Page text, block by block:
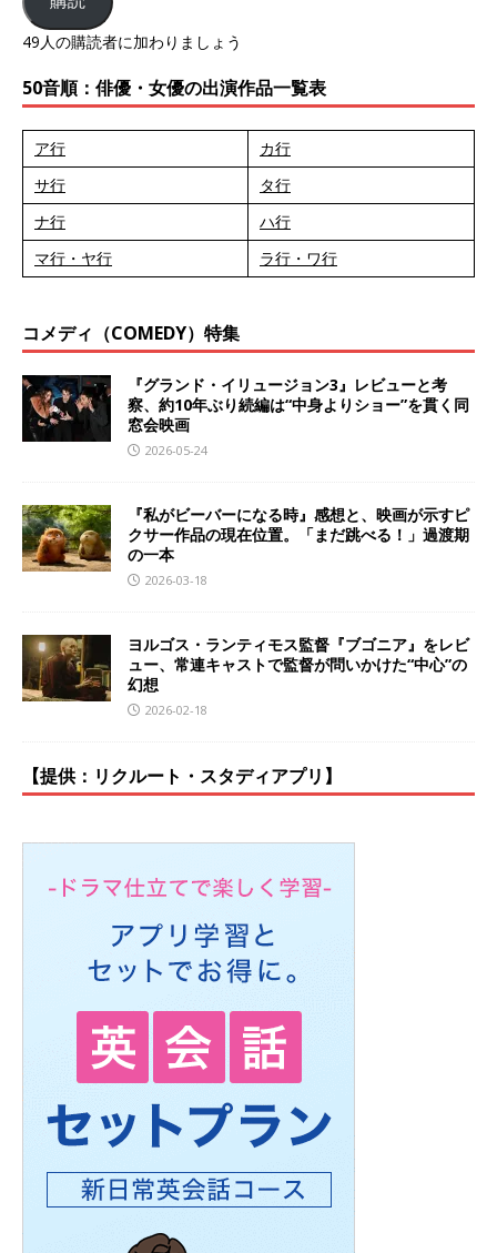
49人の購読者に加わりましょう
50音順：俳優・女優の出演作品一覧表
ア行
カ行
サ行
タ行
ナ行
ハ行
マ行・ヤ行
ラ行・ワ行
コメディ（COMEDY）特集
『グランド・イリュージョン3』レビューと考
察、約10年ぶり続編は“中身よりショー”を貫く同
窓会映画
2026-05-24
『私がビーバーになる時』感想と、映画が示すピ
クサー作品の現在位置。「まだ跳べる！」過渡期
の一本
2026-03-18
ヨルゴス・ランティモス監督『ブゴニア』をレビ
ュー、常連キャストで監督が問いかけた“中心”の
幻想
2026-02-18
【提供：リクルート・スタディアプリ】